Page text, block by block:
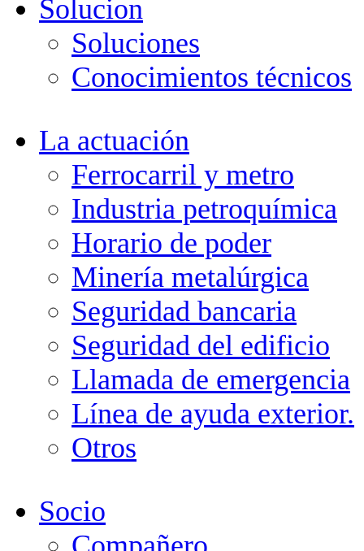
Solucion
Soluciones
Conocimientos técnicos
La actuación
Ferrocarril y metro
Industria petroquímica
Horario de poder
Minería metalúrgica
Seguridad bancaria
Seguridad del edificio
Llamada de emergencia
Línea de ayuda exterior.
Otros
Socio